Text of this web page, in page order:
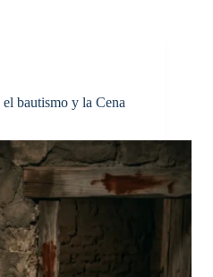
bautismo y la Cena